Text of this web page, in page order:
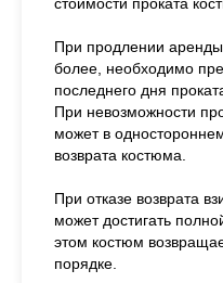
При продлении
более, необходимо
последнего дня
При невозможности
может в
возврата костюма.
При отказе возврата
может достигать
этом костюм
порядке.